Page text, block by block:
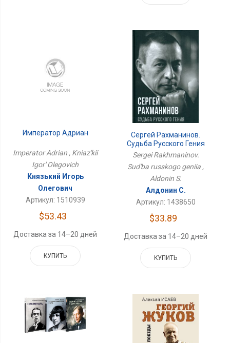
Император Адриан
Imperator Adrian , Kniaz'kii
Igor' Olegovich
Князький Игорь
Олегович
Артикул: 1510939
$53.43
Доставка за 14–20 дней
КУПИТЬ
Сергей Рахманинов.
Судьба Русского Гения
Sergei Rakhmaninov.
Sud'ba russkogo geniia ,
Aldonin S.
Алдонин С.
Артикул: 1438650
$33.89
Доставка за 14–20 дней
КУПИТЬ